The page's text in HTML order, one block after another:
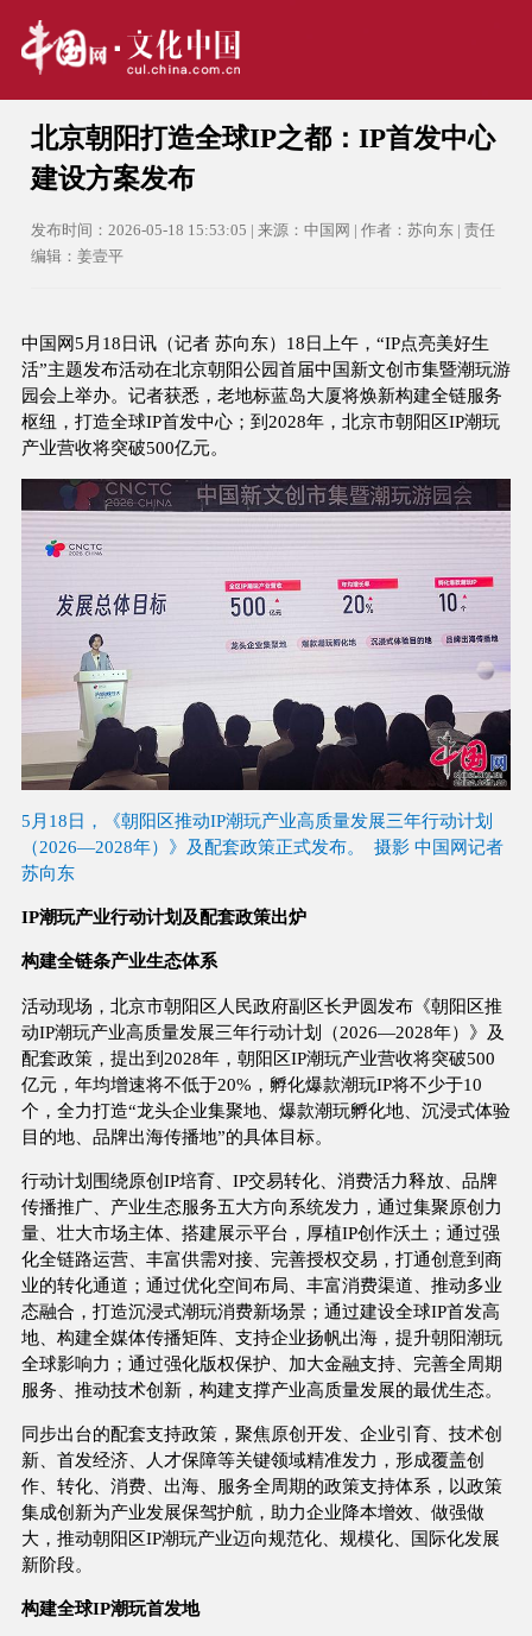
北京朝阳打造全球IP之都：IP首发中心
建设方案发布
发布时间：2026-05-18 15:53:05 | 来源：中国网 | 作者：苏向东 | 责任
编辑：姜壹平
中国网5月18日讯（记者 苏向东）18日上午，“IP点亮美好生
活”主题发布活动在北京朝阳公园首届中国新文创市集暨潮玩游
园会上举办。记者获悉，老地标蓝岛大厦将焕新构建全链服务
枢纽，打造全球IP首发中心；到2028年，北京市朝阳区IP潮玩
产业营收将突破500亿元。
5月18日，《朝阳区推动IP潮玩产业高质量发展三年行动计划
（2026—2028年）》及配套政策正式发布。 摄影 中国网记者
苏向东
IP潮玩产业行动计划及配套政策出炉
构建全链条产业生态体系
活动现场，北京市朝阳区人民政府副区长尹圆发布《朝阳区推
动IP潮玩产业高质量发展三年行动计划（2026—2028年）》及
配套政策，提出到2028年，朝阳区IP潮玩产业营收将突破500
亿元，年均增速将不低于20%，孵化爆款潮玩IP将不少于10
个，全力打造“龙头企业集聚地、爆款潮玩孵化地、沉浸式体验
目的地、品牌出海传播地”的具体目标。
行动计划围绕原创IP培育、IP交易转化、消费活力释放、品牌
传播推广、产业生态服务五大方向系统发力，通过集聚原创力
量、壮大市场主体、搭建展示平台，厚植IP创作沃土；通过强
化全链路运营、丰富供需对接、完善授权交易，打通创意到商
业的转化通道；通过优化空间布局、丰富消费渠道、推动多业
态融合，打造沉浸式潮玩消费新场景；通过建设全球IP首发高
地、构建全媒体传播矩阵、支持企业扬帆出海，提升朝阳潮玩
全球影响力；通过强化版权保护、加大金融支持、完善全周期
服务、推动技术创新，构建支撑产业高质量发展的最优生态。
同步出台的配套支持政策，聚焦原创开发、企业引育、技术创
新、首发经济、人才保障等关键领域精准发力，形成覆盖创
作、转化、消费、出海、服务全周期的政策支持体系，以政策
集成创新为产业发展保驾护航，助力企业降本增效、做强做
大，推动朝阳区IP潮玩产业迈向规范化、规模化、国际化发展
新阶段。
构建全球IP潮玩首发地